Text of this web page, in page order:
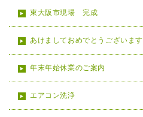
東大阪市現場 完成
あけましておめでとうございます
年末年始休業のご案内
エアコン洗浄